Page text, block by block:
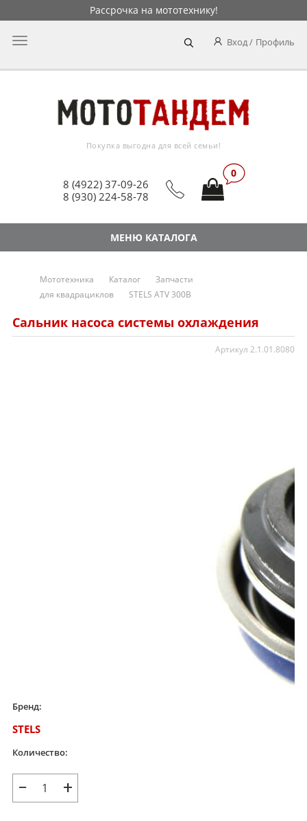
Рассрочка на мототехнику!
Вход Профиль
Главное
0
8 (4922) 37-09-26
8 (930) 224-58-78
Покупка выгодна для всей семьи!
МЕНЮ КАТАЛОГА
Мототехника Каталог
Запчасти
для квадрациклов
STELS ATV 300B
Сальник насоса системы охлаждения
Артикул 2.1.01.8080
Бренд:
STELS
Количество:
− +